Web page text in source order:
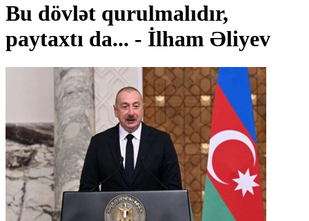
Bu dövlət qurulmalıdır,
paytaxtı da... - İlham Əliyev